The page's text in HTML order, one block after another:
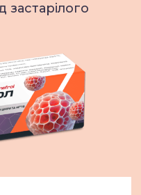
застарілого